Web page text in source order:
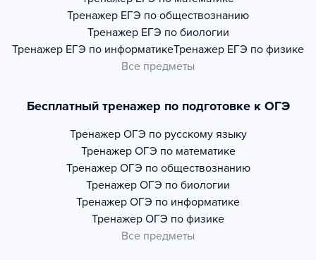
Тренажер ЕГЭ по обществознанию
Тренажер ЕГЭ по биологии
Тренажер ЕГЭ по информатикеТренажер ЕГЭ по физике
Все предметы
Бесплатный тренажер по подготовке к ОГЭ
Тренажер ОГЭ по русскому языку
Тренажер ОГЭ по математике
Тренажер ОГЭ по обществознанию
Тренажер ОГЭ по биологии
Тренажер ОГЭ по информатике
Тренажер ОГЭ по физике
Все предметы